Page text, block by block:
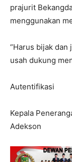
prajurit
menggunakan
“Harus bijak dan
usah dukung
Autentifikasi
Kepala
Adekson